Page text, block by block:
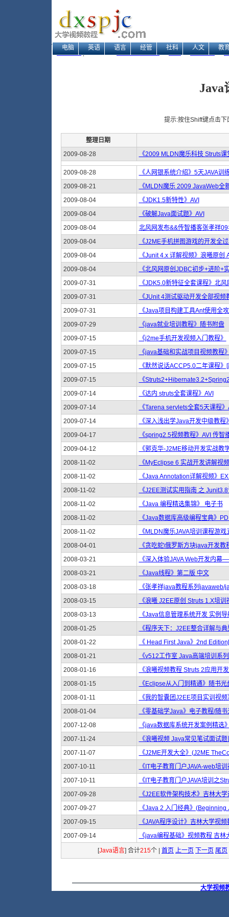
电脑 英语 语言 经管 社科 人文 教
网站地图| 当前位置：大学视频教程网→电脑→编程开发→
Java
提示:按住Shift键点击
整理日期
2009-08-28
《2009 MLDN魔乐科技 Struts课
2009-08-28
《人网银系统介绍》5天JAVA训
2009-08-21
《MLDN魔乐 2009 JavaWeb全
2009-08-04
《JDK1.5新特性》AVI
2009-08-04
《破解Java面试题》AVI
2009-08-04
北风网发布&&传智播客张孝祥
2009-08-04
《J2ME手机拼图游戏的开发全
2009-08-04
《Junit 4.x 详解视频》浪曦原创
2009-08-04
《北风网原创JDBC初步+进阶+
2009-07-31
《JDK5.0新特征全套课程》北
2009-07-31
《JUnit 4测试驱动开发全部视
2009-07-31
《Java项目构建工具Ant使用全
2009-07-29
《java就业培训教程》随书附盘
2009-07-15
《j2me手机开发视频入门教程》
2009-07-15
《java基础和实战项目视频教程
2009-07-15
《默然说话ACCP5.0二年课程》
2009-07-15
《
2009-07-14
《达内 struts全套课程》AVI
2009-07-14
《Tarena servlets全套5天课程
2009-07-14
《深入浅出学Java开发中级教程
2009-04-17
《spring2.5视频教程》AVI 传智
2009-04-12
《郭克华-J2ME移动开发实战教
2008-11-02
《MyEclipse 6 实战开发讲解视
2008-11-02
《Java Annotation详解视频》
2008-11-02
《J2EE测试实用指南 之
2008-11-02
《Java 编程精选集锦》 电子书
2008-11-02
《Java数据库高级编程宝典》
2008-11-02
《MLDN魔乐JAVA培训课程游
2008-04-01
《贪吃蛇\俄罗斯方块java开发教
2008-03-21
《深入体验JAVA Web开发内
2008-03-21
《Java线程》第二版 中文
2008-03-18
《张孝祥java教程系列javaweb/
2008-03-15
《浪曦 J2EE原创 Struts 1.X培训
2008-03-13
《Java信息管理系统开发 实例
2008-01-25
《程序天下：J2EE整合详解与
2008-01-22
《 Head First Java》2nd
2008-01-21
《v512工作室 Java高端培训系
2008-01-16
《浪曦视频教程 Struts 2应用开
2008-01-15
《Eclipse从入门到精通》随书光
2008-01-11
《我的智囊团J2EE项目实训视频
2008-01-04
《零基础学Java》电子教程/随书
2007-12-08
《java数据库系统开发案例精选
2007-11-24
《浪曦视频 Java常见笔试面试
2007-11-07
《J2ME开发大全》(J2ME
2007-10-11
《IT电子教育门户JAVA-web培
2007-10-11
《IT电子教育门户JAVA培训之
2007-09-28
《J2EE软件架构技术》吉林大
2007-09-27
《Java 2 入门经典》(Beginning
2007-09-15
《JAVA程序设计》吉林大学视
2007-09-14
《java编程基础》视频教程 吉林
[Java语言] 合计215个 | 首页 上一页 下一页 尾页
大学视频